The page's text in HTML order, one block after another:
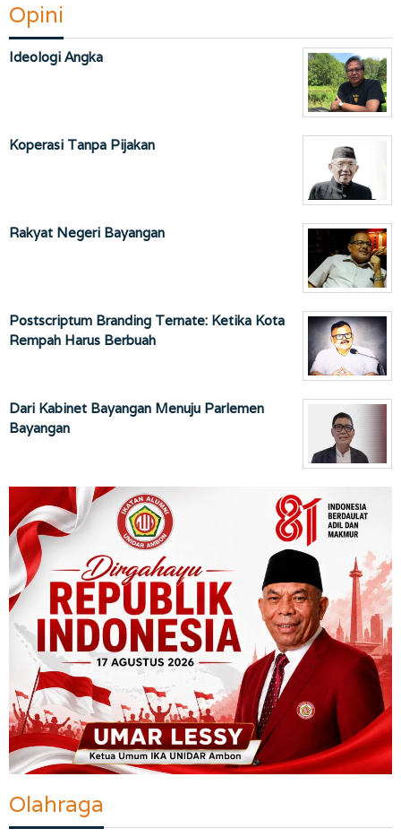
Opini
Ideologi Angka
Koperasi Tanpa Pijakan
Rakyat Negeri Bayangan
Postscriptum Branding Ternate: Ketika Kota
Rempah Harus Berbuah
Dari Kabinet Bayangan Menuju Parlemen
Bayangan
Olahraga